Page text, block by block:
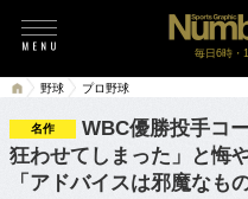
毎日6時・
野球 プロ野球
名作
WBC優勝投手コ
狂わせてしまった」と悔
「アドバイスは邪魔なも